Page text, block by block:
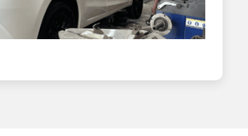
tốt và độ ổn định cao, tránh trơn trượt